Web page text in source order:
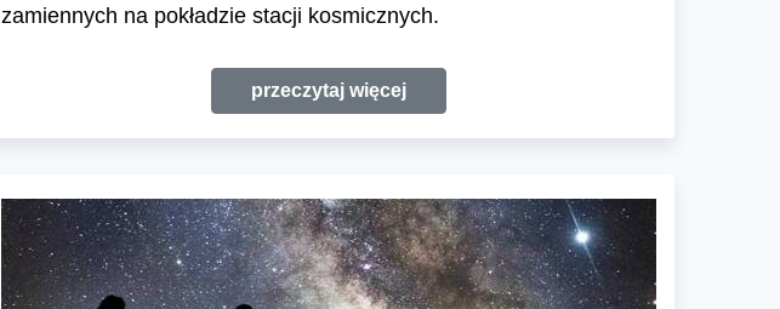
zamiennych na pokładzie stacji kosmicznych.
przeczytaj więcej